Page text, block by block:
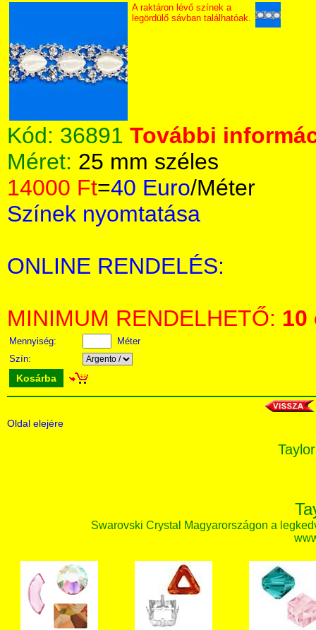
A raktáron lévő színek a
legördülő sávban találhatóak.
Kód: 36891 További
Méret: 25 mm széles
14000 Ft=40 Euro/Méter
Színek nyomtatása
ONLINE RENDELÉS:
MINIMUM RENDELHETŐ: 10
Mennyiség:
Méter
Szín:
Kosárba
Oldal elejére
Swarovski Crystal Magyarországon a